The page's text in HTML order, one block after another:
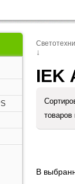
↓
IEK
товаров
В